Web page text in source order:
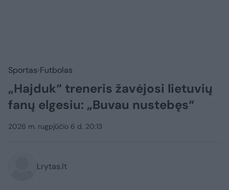
Sportas Futbolas
„Hajduk“ treneris žavėjosi lietuvių
fanų elgesiu: „Buvau nustebęs“
2026 m. rugpjūčio 6 d. 20:13
Lrytas.lt